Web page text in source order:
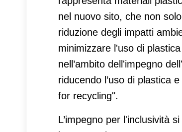
nel nuovo sito, che non
riduzione degli impatti
minimizzare l'uso di
nell’ambito dell'impegno
riducendo l’uso di plastica
for recycling".
L’impegno per l'inclusività